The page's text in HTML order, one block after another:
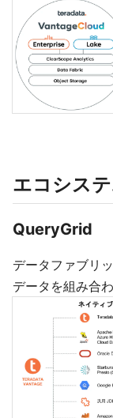
エコシス
QueryGrid
データファブリ
データを組み合